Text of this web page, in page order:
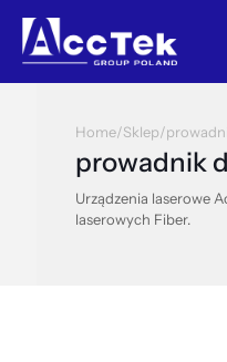
Home/Sklep/
prowadnik
Urządzenia laserowe
laserowych Fiber.